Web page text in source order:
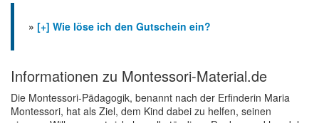
» [+] Wie löse ich den Gutschein ein?
Informationen zu Montessori-Material.de
Die Montessori-Pädagogik, benannt nach der Erfinderin Maria
Montessori, hat als Ziel, dem Kind dabei zu helfen, seinen